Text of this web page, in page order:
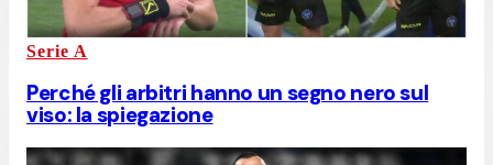
Serie A
Perché gli arbitri hanno un segno nero sul
viso: la spiegazione